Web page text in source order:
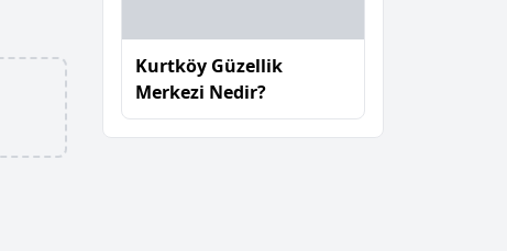
Kurtköy Güzellik
Merkezi Nedir?